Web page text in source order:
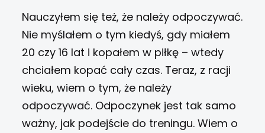
Nauczyłem się też, że należy odpoczywać.
Nie myślałem o tym kiedyś, gdy miałem
20 czy 16 lat i kopałem w piłkę – wtedy
chciałem kopać cały czas. Teraz, z racji
wieku, wiem o tym, że należy
odpoczywać. Odpoczynek jest tak samo
ważny, jak podejście do treningu. Wiem o